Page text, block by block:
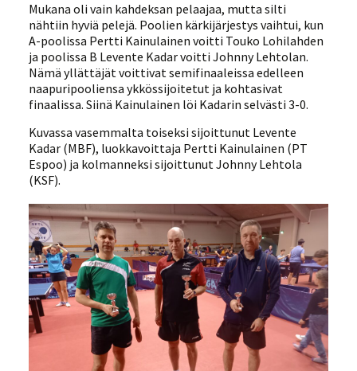
Mukana oli vain kahdeksan pelaajaa, mutta silti
nähtiin hyviä pelejä. Poolien kärkijärjestys vaihtui, kun
A-poolissa Pertti Kainulainen voitti Touko Lohilahden
ja poolissa B Levente Kadar voitti Johnny Lehtolan.
Nämä yllättäjät voittivat semifinaaleissa edelleen
naapuripooliensa ykkössijoitetut ja kohtasivat
finaalissa. Siinä Kainulainen löi Kadarin selvästi 3-0.
Kuvassa vasemmalta toiseksi sijoittunut Levente
Kadar (MBF), luokkavoittaja Pertti Kainulainen (PT
Espoo) ja kolmanneksi sijoittunut Johnny Lehtola
(KSF).